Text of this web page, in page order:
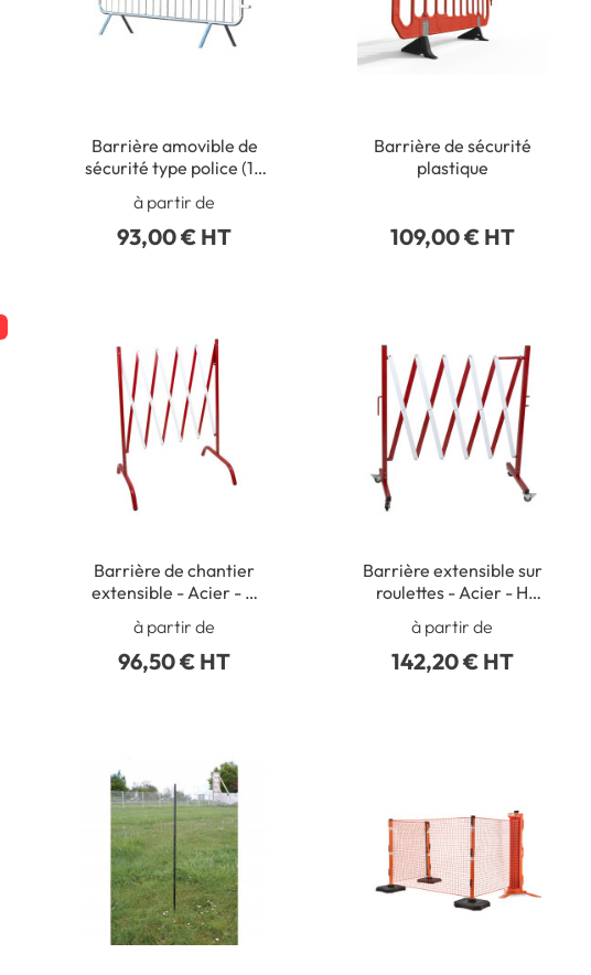
Barrière amovible de
sécurité type police (18
barreaux)
à partir de
93,00 € HT
Barrière de sécurité
plastique
109,00 € HT
Barrière de chantier
extensible - Acier - H
à partir de
96,50 € HT
Barrière extensible sur
roulettes - Acier - H
à partir de
142,20 € HT